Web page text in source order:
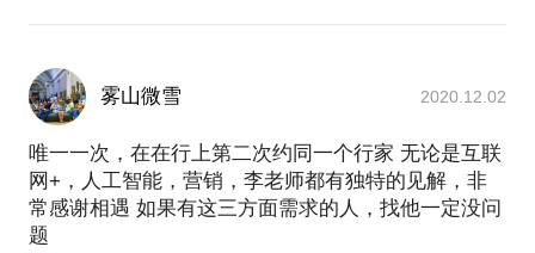
在工作的旅程结束后，我选择了创业，做过手机游
戏、天使投资人、众筹咨询和设计、金融同业平台、
金融和医疗创新、AI NLP方向的创业。
进入人生下半段、我现在主要关注个人和家庭的身心
发展，为更多人提供帮助。
工作、生活都是认识自己的一面镜子。观察别人，总
雾山微雪 2020.12.02
唯一一次，在在行上第二次约同一个行家 无论是互联
网+，人工智能，营销，李老师都有独特的见解，非
常感谢相遇 如果有这三方面需求的人，找他一定没问
题